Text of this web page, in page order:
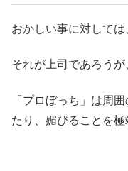
おかしい事に対しては
それが上司であろうが
「プロぼっち」は周
たり、媚びることを